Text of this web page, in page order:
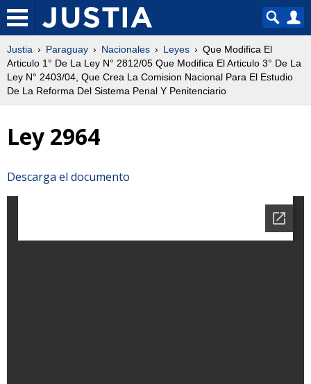
Justia Paraguay Nacionales Leyes
Que Modifica El
Articulo 1° De La Ley N° 2812/05 Que Modifica El Articulo 3° De La
Ley N° 2403/04, Que Crea La Comision Nacional Para El Estudio
De La Reforma Del Sistema Penal Y Penitenciario
Ley 2964
Descarga el documento